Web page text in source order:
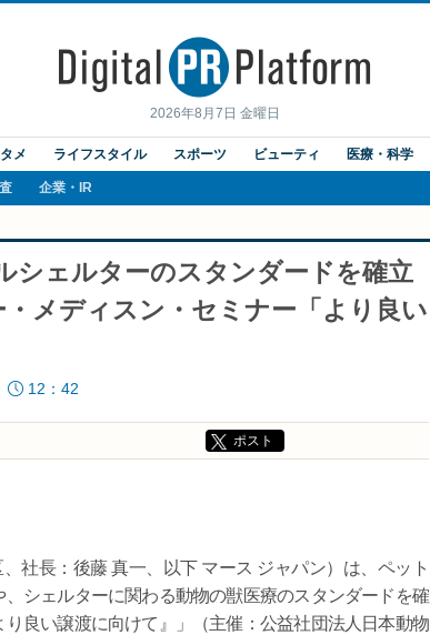
2026年8月7日 金曜日
メ ライフスタイル スポーツ ビューティ 医療・科学
企業・IR
シェルターのスタンダードを確立
メディスン・セミナー「より良い
12：42
ポスト
社長：後藤 真一、以下 マース ジャパン）は、ペット
シェルターに関わる動物の獣医療のスタンダードを確
良い譲渡に向けて』」（主催：公益社団法人日本動物